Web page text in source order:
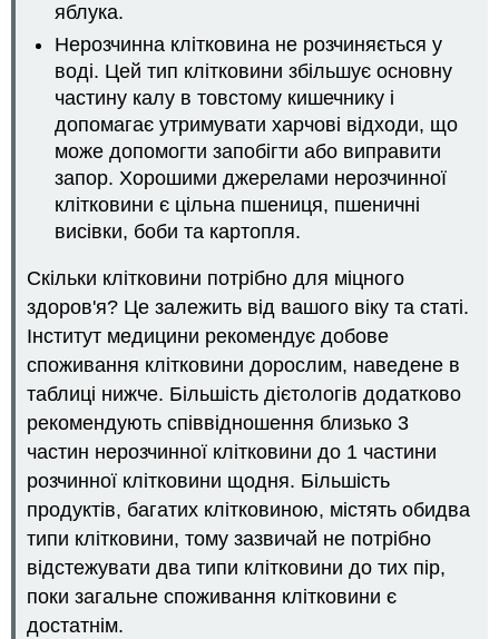
яблука.
Нерозчинна клітковина не розчиняється у
воді. Цей тип клітковини збільшує основну
частину калу в товстому кишечнику і
допомагає утримувати харчові відходи, що
може допомогти запобігти або виправити
запор. Хорошими джерелами нерозчинної
клітковини є цільна пшениця, пшеничні
висівки, боби та картопля.
Скільки клітковини потрібно для міцного
здоров'я? Це залежить від вашого віку та статі.
Інститут медицини рекомендує добове
споживання клітковини дорослим, наведене в
таблиці нижче. Більшість дієтологів додатково
рекомендують співвідношення близько 3
частин нерозчинної клітковини до 1 частини
розчинної клітковини щодня. Більшість
продуктів, багатих клітковиною, містять обидва
типи клітковини, тому зазвичай не потрібно
відстежувати два типи клітковини до тих пір,
поки загальне споживання клітковини є
достатнім.